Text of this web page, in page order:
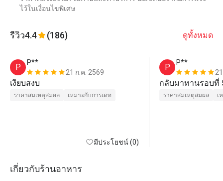
ไว้ในเงื่อนไขพิเศษ
รีวิว4.4 (186) ดูทั้งหมด
P
P**
21 ก.ค. 2569
เงียบสงบ
ราคาสมเหตุสมผล เหมาะกับการเดท
มีประโยชน์ (0)
P
P**
กลับมาทานรอบที่
ราคาสมเหตุสมผล เ
เกี่ยวกับร้านอาหาร